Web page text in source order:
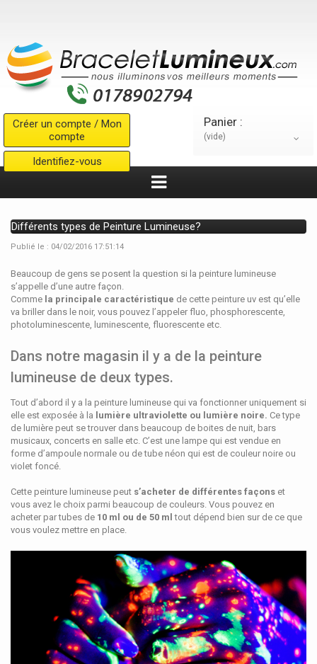
Créer un compte / Mon
compte
Identifiez-vous
Panier :
(vide)
Différents types de Peinture Lumineuse?
Publié le : 04/02/2016 17:51:14
Beaucoup de gens se posent la question si la peinture lumineuse
s’appelle d’une autre façon.
Comme la principale caractéristique de cette peinture uv est qu’elle
va briller dans le noir, vous pouvez l’appeler fluo, phosphorescente,
photoluminescente, luminescente, fluorescente etc.
Dans notre magasin il y a de la peinture
lumineuse de deux types.
Tout d’abord il y a la peinture lumineuse qui va fonctionner uniquement si
elle est exposée à la lumière ultraviolette ou lumière noire. Ce type
de lumière peut se trouver dans beaucoup de boites de nuit, bars
musicaux, concerts en salle etc. C’est une lampe qui est vendue en
forme d’ampoule normale ou de tube néon qui est de couleur noire ou
violet foncé.
Cette peinture lumineuse peut s’acheter de différentes façons et
vous avez le choix parmi beaucoup de couleurs. Vous pouvez en
acheter par tubes de 10 ml ou de 50 ml tout dépend bien sur de ce que
vous voulez mettre en place.